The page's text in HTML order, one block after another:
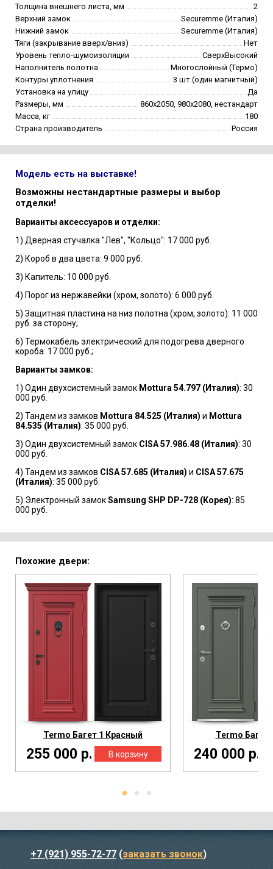
Толщина внешнего листа, мм
2
Верхний замок
Securemme (Италия)
Нижний замок
Securemme (Италия)
Тяги (закрывание вверх/вниз)
Нет
Уровень тепло-шумоизоляции
СверхВысокий
Наполнитель полотна
Многослойный (Термо)
Контуры уплотнения
3 шт.(один магнитный)
Установка на улицу
Да
Размеры, мм
860х2050, 980х2080, нестандарт
Масса, кг
180
Страна производитель
Россия
Модель есть на выставке!
Возможны нестандартные размеры и выбор
отделки!
Варианты аксессуаров и отделки:
1) Дверная стучалка "Лев", "Кольцо": 17 000 руб.
2) Короб в два цвета: 9 000 руб.
3) Капитель: 10 000 руб.
4) Порог из нержавейки (хром, золото): 6 000 руб.
5) Защитная пластина на низ полотна (хром, золото): 11 000
руб. за сторону;
6) Термокабель электрический для подогрева дверного
короба: 17 000 руб.;
Варианты замков:
1) Один двухсистемный замок Mottura 54.797 (Италия): 30
000 руб.
2) Тандем из замков Mottura 84.525 (Италия) и Mottura
84.535 (Италия): 35 000 руб.
3) Один двухсистемный замок CISA 57.986.48 (Италия): 30
000 руб.
4) Тандем из замков CISA 57.685 (Италия) и CISA 57.675
(Италия): 35 000 руб.
5) Электронный замокSamsung SHP DP-728 (Корея): 85
000 руб.
Похожие двери:
Termo Багет 1 Красный
255 000 р.
Termo Багет
240 000 р.
+7 (921) 955-72-77 (заказать звонок)